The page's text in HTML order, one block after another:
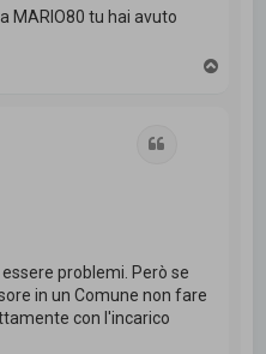
MARIO80 tu hai avuto
problemi. Però se
in un Comune non fare
con l'incarico